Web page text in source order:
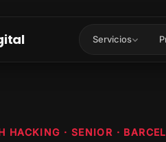
Servicios
HACKING · SENIOR ·